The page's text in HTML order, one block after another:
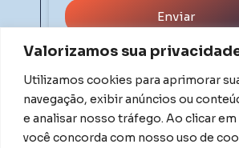
Valorizamos sua
Utilizamos cookies para aprimorar
navegação, exibir anúncios ou
e analisar nosso tráfego. Ao clicar em
você concorda com nosso uso de
Enviar